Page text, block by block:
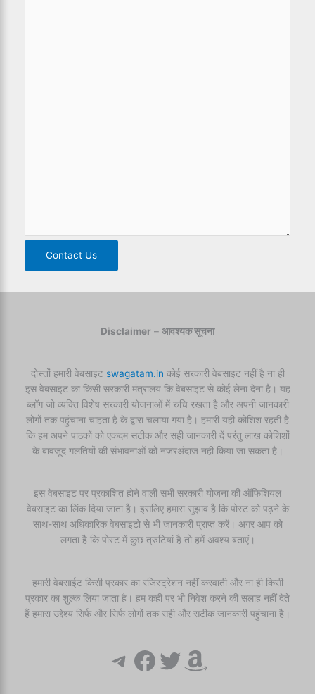
Contact Us
Disclaimer – आवश्यक सूचना
दोस्तों हमारी वेबसाइट swagatam.in कोई सरकारी वेबसाइट नहीं है ना ही
इस वेबसाइट का किसी सरकारी मंत्रालय कि वेबसाइट से कोई लेना देना है। यह
ब्लॉग जो व्यक्ति विशेष सरकारी योजनाओं में रुचि रखता है और अपनी जानकारी
लोगों तक पहुंचाना चाहता है के द्वारा चलाया गया है। हमारी यही कोशिश रहती है
कि हम अपने पाठकों को एकदम सटीक और सही जानकारी दें परंतु लाख कोशिशों
के बावजूद गलतियों की संभावनाओं को नजरअंदाज नहीं किया जा सकता है।
इस वेबसाइट पर प्रकाशित होने वाली सभी सरकारी योजना की ऑफिशियल
वेबसाइट का लिंक दिया जाता है। इसलिए हमारा सुझाव है कि पोस्ट को पढ़ने के
साथ-साथ अधिकारिक वेबसाइटो से भी जानकारी प्राप्त करें। अगर आप को
लगता है कि पोस्ट में कुछ त्रुटियां है तो हमें अवश्य बताएं।
हमारी वेबसाईट किसी प्रकार का रजिस्ट्रेशन नहीं करवाती और ना ही किसी
प्रकार का शुल्क लिया जाता है। हम कही पर भी निवेश करने की सलाह नहीं देते
हैं हमारा उद्देश्य सिर्फ और सिर्फ लोगों तक सही और सटीक जानकारी पहुंचाना है।
Telegram
Facebook
Twitter
Amazon